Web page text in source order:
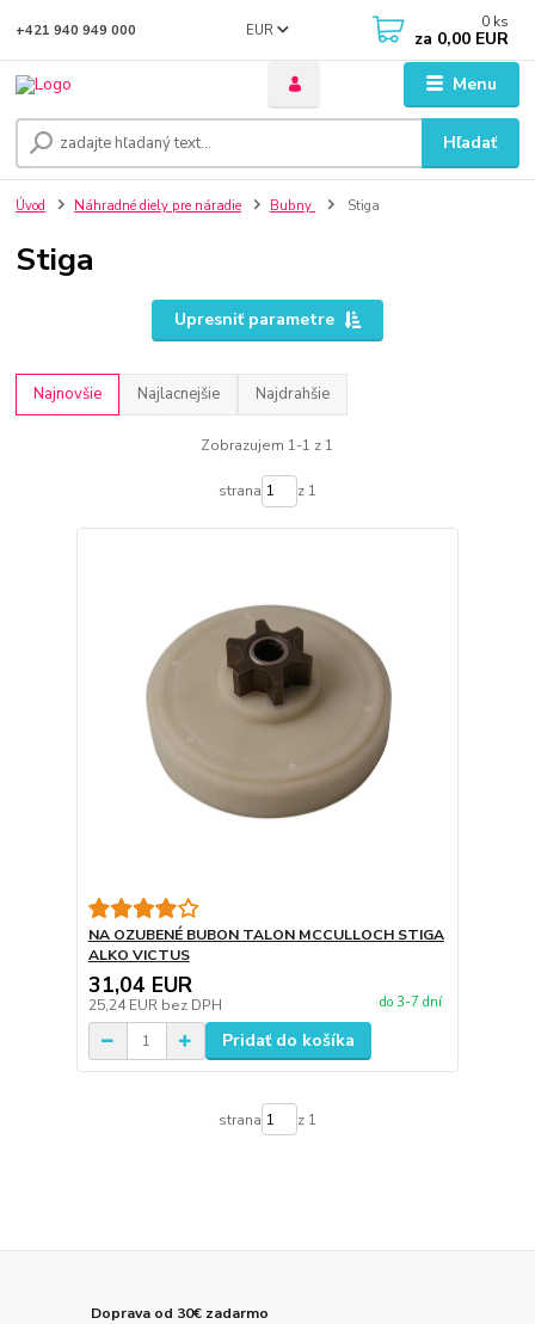
Menu
EUR
Hľadať
+421 940 949 000 0 ks
za 0,00 EUR
Úvod Náhradné diely pre náradie Bubny Stiga
Stiga
Upresniť parametre
Najnovšie Najlacnejšie Najdrahšie
Zobrazujem 1-1 z 1
strana z 1
NA OZUBENÉ BUBON TALON MCCULLOCH STIGA
ALKO VICTUS
31,04 EUR
25,24 EUR bez DPH do 3-7 dní
Pridať do košíka
strana z 1
Doprava od 30€ zadarmo